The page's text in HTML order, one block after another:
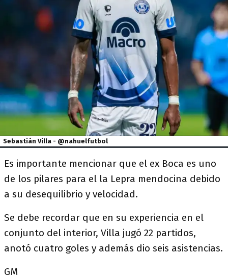
Sebastián Villa - @nahuelfutbol
Es importante mencionar que el ex Boca es uno
de los pilares para el la Lepra mendocina debido
a su desequilibrio y velocidad.
Se debe recordar que en su experiencia en el
conjunto del interior, Villa jugó 22 partidos,
anotó cuatro goles y además dio seis asistencias.
GM